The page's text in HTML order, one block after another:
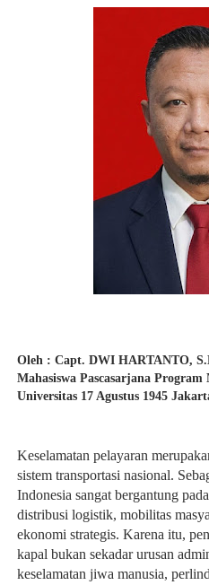
Oleh : Capt. DWI HARTANTO,
Mahasiswa Pascasarjana
Universitas 17 Agustus 1945
Keselamatan pelayaran
sistem transportasi nasional.
Indonesia sangat bergantung
distribusi logistik, mobilitas
ekonomi strategis. Karena itu,
kapal bukan sekadar urusan
keselamatan jiwa manusia,